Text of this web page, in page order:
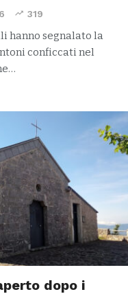
319
hanno segnalato la
conficcati nel
dopo i